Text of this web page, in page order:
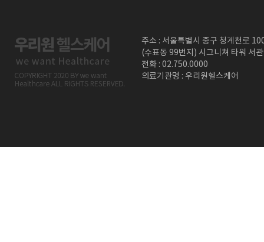
주소 : 서울특별시 중구 청계천로
(수표동 99번지) 시그니쳐 타워 서
전화 : 02.750.0000
의료기관명 : 우리원헬스케어